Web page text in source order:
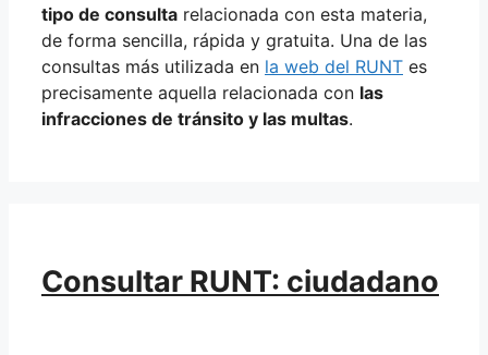
tipo de consulta relacionada con esta materia,
de forma sencilla, rápida y gratuita. Una de las
consultas más utilizada en la web del RUNT es
precisamente aquella relacionada con las
infracciones de tránsito y las multas.
Consultar RUNT: ciudadano